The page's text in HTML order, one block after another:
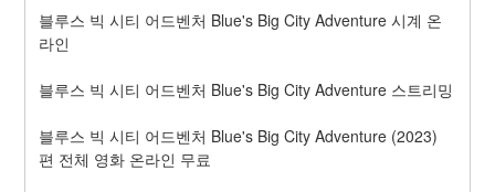
블루스 빅 시티 어드벤처 Blue's Big City Adventure 시계 온
라인
블루스 빅 시티 어드벤처 Blue's Big City Adventure 스트리밍
블루스 빅 시티 어드벤처 Blue's Big City Adventure (2023)
편 전체 영화 온라인 무료